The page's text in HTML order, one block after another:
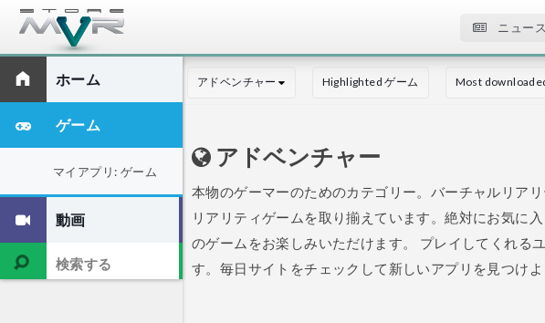
ニュース
ホーム
ゲーム
マイアプリ: ゲーム
動画
アドベンチャー Highlighted ゲーム Most
アドベンチャー
本物のゲーマーのためのカテゴリー。バーチャルリア
リアリティゲームを取り揃えています。絶対にお気に
のゲームをお楽しみいただけます。
プレイしてくれる
す。毎日サイトをチェックして新しいアプリを見つけよ